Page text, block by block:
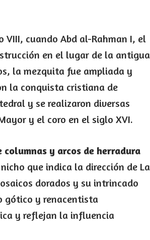
cuando Abd al-Rahman I, el
en el lugar de la antigua
la mezquita fue ampliada y
la conquista cristiana de
y se realizaron diversas
y el coro en el siglo XVI.
y arcos de herradura
que indica la dirección de La
dorados y su intrincado
gótico y renacentista
y reflejan la influencia